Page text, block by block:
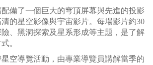
備了一個巨大的穹頂屏幕與先進的投影
的星空影像與宇宙影片。每場影片約30
、黑洞探索及星系形成等主題，是了解
。
空導覽活動，由專業導覽員講解當季的